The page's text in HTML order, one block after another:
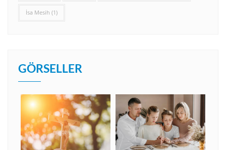
İsa Mesih (1)
GÖRSELLER